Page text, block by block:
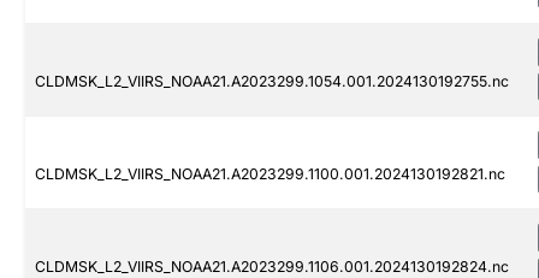
CLDMSK_L2_VIIRS_NOAA21.A2023299.1054.001.2024130192755.nc
CLDMSK_L2_VIIRS_NOAA21.A2023299.1100.001.2024130192821.nc
CLDMSK_L2_VIIRS_NOAA21.A2023299.1106.001.2024130192824.nc